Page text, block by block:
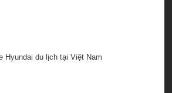
Hyundai du lịch tại Việt Nam